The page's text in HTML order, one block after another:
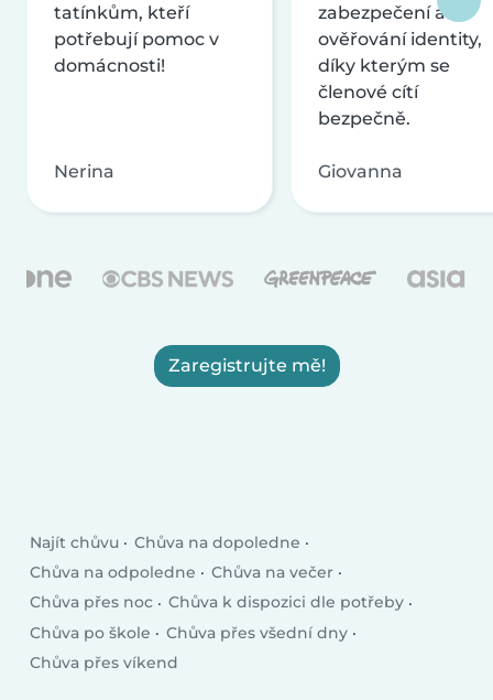
tatínkům, kteří
potřebují pomoc v
domácnosti!
Nerina
zabezpečení a
ověřování identity,
díky kterým se
členové cítí
bezpečně.
Giovanna
Zaregistrujte mě!
Najít chůvu
Chůva na dopoledne
Chůva na odpoledne
Chůva na večer
Chůva přes noc
Chůva k dispozici dle potřeby
Chůva po škole
Chůva přes všední dny
Chůva přes víkend